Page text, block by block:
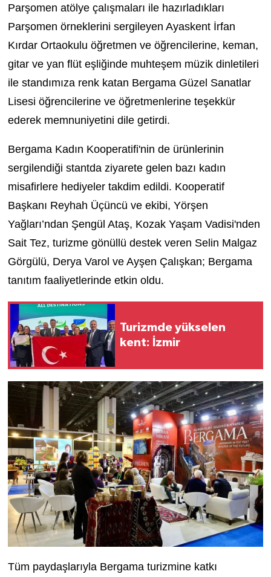
Parşomen atölye çalışmaları ile hazırladıkları
Parşomen örneklerini sergileyen Ayaskent İrfan
Kırdar Ortaokulu öğretmen ve öğrencilerine, keman,
gitar ve yan flüt eşliğinde muhteşem müzik dinletileri
ile standımıza renk katan Bergama Güzel Sanatlar
Lisesi öğrencilerine ve öğretmenlerine teşekkür
ederek memnuniyetini dile getirdi.
Bergama Kadın Kooperatifi'nin de ürünlerinin
sergilendiği stantda ziyarete gelen bazı kadın
misafirlere hediyeler takdim edildi. Kooperatif
Başkanı Reyhah Üçüncü ve ekibi, Yörşen
Yağları’ndan Şengül Ataş, Kozak Yaşam Vadisi'nden
Sait Tez, turizme gönüllü destek veren Selin Malgaz
Görgülü, Derya Varol ve Ayşen Çalışkan; Bergama
tanıtım faaliyetlerinde etkin oldu.
Turizmde yükselen
kent: İzmir
Tüm paydaşlarıyla Bergama turizmine katkı